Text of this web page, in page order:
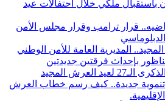
ملكي خلال احتفالات عيد
قرار ترامب وقرار مجلس الأمن
المديرية العامة للأمن الوطني
بإحداث فرقتين جديدتين
العرش المجيد
تنموية جديدة.. كيف رسم خطاب العرش